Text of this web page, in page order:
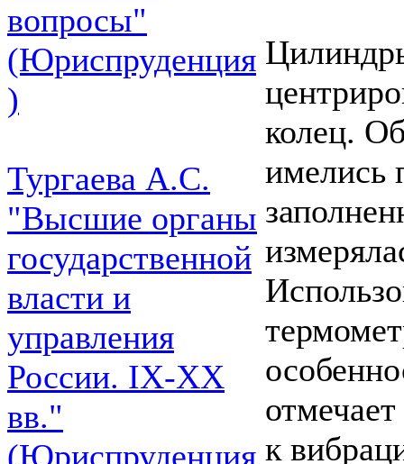
вопросы"
(Юриспруденция
)
Тургаева А.С.
"Высшие органы
государственной
власти и
управления
России. IХ-ХХ
вв."
(Юриспруденция
колец.
имелись
к